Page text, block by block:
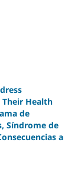
Their Health
de
Síndrome de
a